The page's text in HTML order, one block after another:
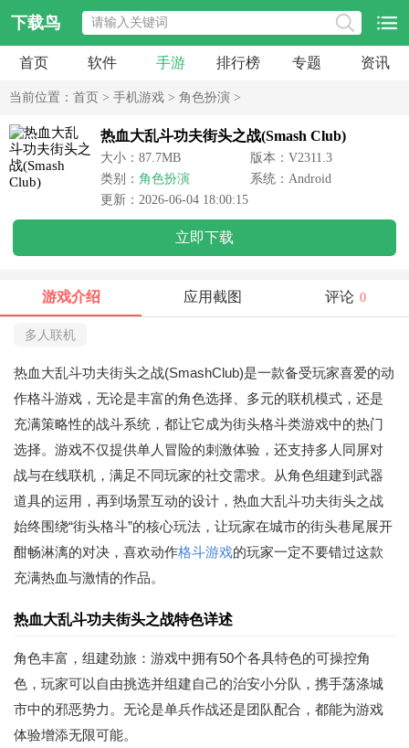
下载鸟
首页 软件 手游 排行榜 专题 资讯
当前位置： 首页 > 手机游戏 > 角色扮演 >
热血大乱斗功夫街头之战(Smash Club)
大小：87.7MB
版本：V2311.3
类别： 角色扮演
系统：Android
更新：2026-06-04 18:00:15
立即下载
游戏介绍 应用截图 评论 0
多人联机
热血大乱斗功夫街头之战(SmashClub)是一款备受玩家喜爱的动
作格斗游戏，无论是丰富的角色选择、多元的联机模式，还是
充满策略性的战斗系统，都让它成为街头格斗类游戏中的热门
选择。游戏不仅提供单人冒险的刺激体验，还支持多人同屏对
战与在线联机，满足不同玩家的社交需求。从角色组建到武器
道具的运用，再到场景互动的设计，热血大乱斗功夫街头之战
始终围绕“街头格斗”的核心玩法，让玩家在城市的街头巷尾展开
酣畅淋漓的对决，喜欢动作格斗游戏的玩家一定不要错过这款
充满热血与激情的作品。
热血大乱斗功夫街头之战特色详述
角色丰富，组建劲旅：游戏中拥有50个各具特色的可操控角
色，玩家可以自由挑选并组建自己的治安小分队，携手荡涤城
市中的邪恶势力。无论是单兵作战还是团队配合，都能为游戏
体验增添无限可能。